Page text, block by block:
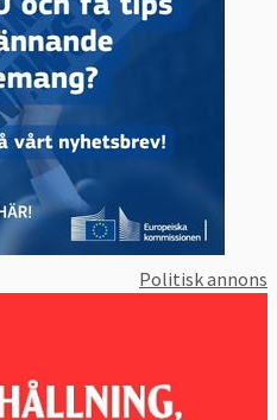
prövas i ett
har en av
eller maka i det
i det landet,
till den sökande.
Politisk annons